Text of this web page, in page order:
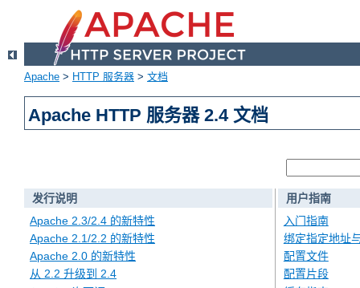
Apache > HTTP 服务器 > 文档
Apache HTTP 服务器 2.4 文档
发行说明
Apache 2.3/2.4 的新特性
Apache 2.1/2.2 的新特性
Apache 2.0 的新特性
从 2.2 升级到 2.4
用户指南
入门指南
绑定指定地址
配置文件
配置片段